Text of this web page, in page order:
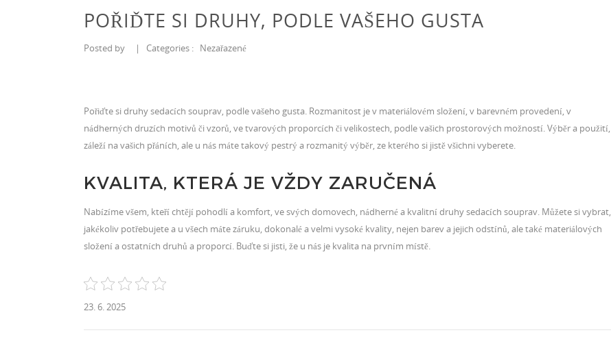
POŘIĎTE SI DRUHY, PODLE VAŠEHO GUSTA
Posted by | Categories : Nezařazené
Pořiďte si druhysedacích souprav, podle vašeho gusta. Rozmanitost je v materiálovém složení, v barevném provedení, v
nádherných druzích motivů či vzorů, ve tvarových proporcích či velikostech, podle vašich prostorových možností. Výběr a použití,
záleží na vašich přáních, ale u nás máte takový pestrý a rozmanitý výběr, ze kterého si jistě všichni vyberete.
KVALITA, KTERÁ JE VŽDY ZARUČENÁ
Nabízíme všem, kteří chtějí pohodlí a komfort, ve svých domovech, nádherné a kvalitní druhy sedacích souprav. Můžete si vybrat,
jakékoliv potřebujete a u všech máte záruku, dokonalé a velmi vysoké kvality, nejen barev a jejich odstínů, ale také materiálových
složení a ostatních druhů a proporcí. Buďte si jisti, že u nás je kvalita na prvním místě.
23. 6. 2025